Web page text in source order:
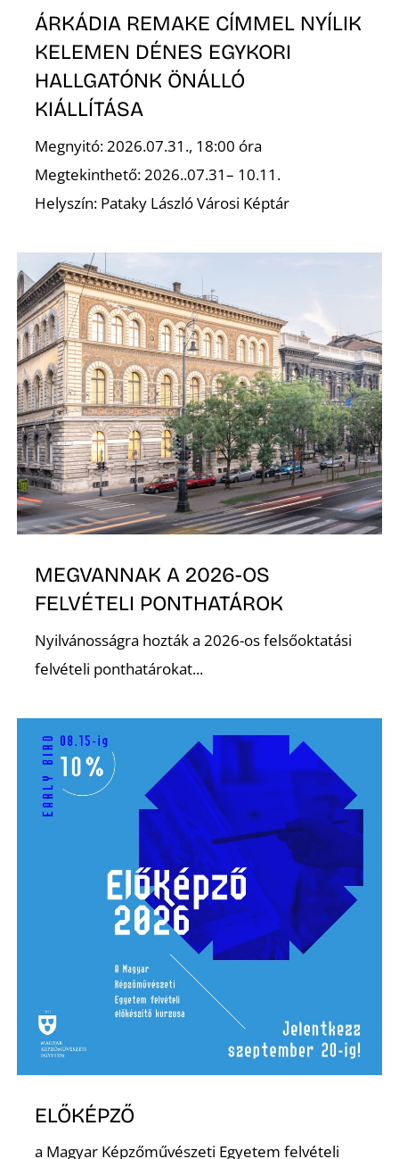
ÁRKÁDIA REMAKE CÍMMEL NYÍLIK
KELEMEN DÉNES EGYKORI
HALLGATÓNK ÖNÁLLÓ
KIÁLLÍTÁSA
Megnyitó: 2026.07.31., 18:00 óra
Megtekinthető: 2026..07.31– 10.11.
Helyszín: Pataky László Városi Képtár
MEGVANNAK A 2026-OS
FELVÉTELI PONTHATÁROK
Nyilvánosságra hozták a 2026-os felsőoktatási
felvételi ponthatárokat...
ELŐKÉPZŐ
a Magyar Képzőművészeti Egyetem felvételi